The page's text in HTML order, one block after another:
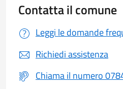
Contatta il comune
Leggi le domande
Richiedi assistenza
Chiama il numero